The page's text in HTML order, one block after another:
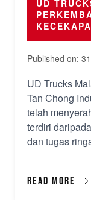
UD
Published on:
UD Trucks
Tan Chong
telah
terdiri
dan tugas
dan
Read more